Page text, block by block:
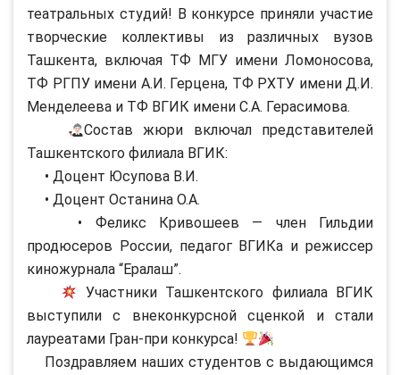
театральных студий! В конкурсе приняли участие
творческие коллективы из различных вузов
Ташкента, включая ТФ МГУ имени Ломоносова,
ТФ РГПУ имени А.И. Герцена, ТФ РХТУ имени Д.И.
Менделеева и ТФ ВГИК имени С.А. Герасимова.
Состав жюри включал представителей
Ташкентского филиала ВГИК:
• Доцент Юсупова В.И.
• Доцент Останина О.А.
• Феликс Кривошеев — член Гильдии
продюсеров России, педагог ВГИКа и режиссер
киножурнала “Ералаш”.
Участники Ташкентского филиала ВГИК
выступили с внеконкурсной сценкой и стали
лауреатами Гран-при конкурса!
Поздравляем наших студентов с выдающимся